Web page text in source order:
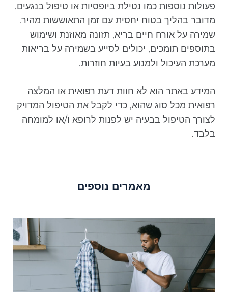
פעולות נוספות כמו נטילת ביופסיות או טיפול בנגעים.
מדובר בהליך בטוח יחסית עם זמן התאוששות מהיר.
שמירה על אורח חיים בריא, תזונה מאוזנת ושימוש
בתוספים תומכים, יכולים לסייע בשמירה על בריאות
מערכת העיכול ולמנוע בעיות חוזרות.
המידע באתר הוא לא חוות דעת רפואית או המלצה
רפואית מכל סוג שהוא, כדי לקבל את הטיפול המדויק
לצורך הטיפול בבעיה יש לפנות לרופא ו/או למומחה
בלבד.
מאמרים נוספים